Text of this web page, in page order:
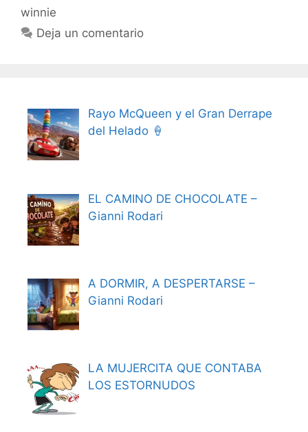
winnie
Deja un comentario
Rayo McQueen y el Gran Derrape
del Helado 🍦
EL CAMINO DE CHOCOLATE –
Gianni Rodari
A DORMIR, A DESPERTARSE –
Gianni Rodari
LA MUJERCITA QUE CONTABA
LOS ESTORNUDOS